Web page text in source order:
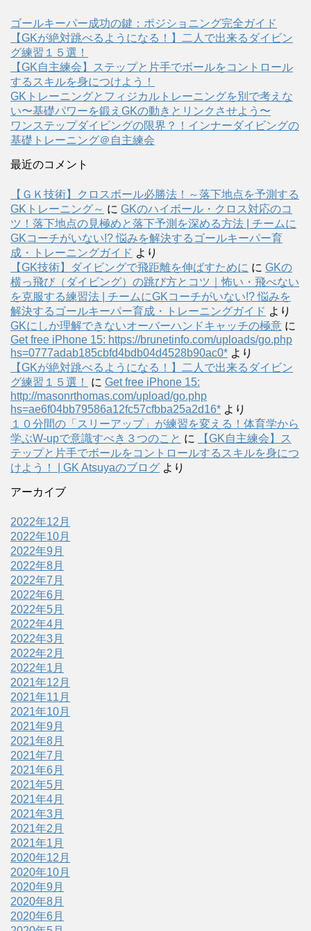
ゴールキーパー成功の鍵：ポジショニング完全ガイド
【GKが絶対跳べるようになる！】二人で出来るダイビン
グ練習１５選！
【GK自主練会】ステップと片手でボールをコントロール
するスキルを身につけよう！
GKトレーニングとフィジカルトレーニングを別で考えな
い〜基礎パワーを鍛えGKの動きとリンクさせよう〜
ワンステップダイビングの限界？！インナーダイビングの
基礎トレーニング＠自主練会
最近のコメント
【ＧＫ技術】クロスボール必勝法！～落下地点を予測する
GKトレーニング～ に GKのハイボール・クロス対応のコ
ツ！落下地点の見極めと落下予測を深める方法 | チームに
GKコーチがいない!? 悩みを解決するゴールキーパー育
成・トレーニングガイド より
【GK技術】ダイビングで飛距離を伸ばすために に GKの
横っ飛び（ダイビング）の跳び方とコツ｜怖い・飛べない
を克服する練習法 | チームにGKコーチがいない!? 悩みを
解決するゴールキーパー育成・トレーニングガイド より
GKにしか理解できないオーバーハンドキャッチの極意 に
Get free iPhone 15: https://brunetinfo.com/uploads/go.php
hs=0777adab185cbfd4bdb04d4528b90ac0* より
【GKが絶対跳べるようになる！】二人で出来るダイビン
グ練習１５選！
に Get free iPhone 15:
http://masonrthomas.com/upload/go.php
hs=ae6f04bb79586a12fc57cfbba25a2d16* より
１０分間の「スリーアップ」が練習を変える！体育学から
学ぶW-upで意識すべき３つのこと に
【GK自主練会】ス
テップと片手でボールをコントロールするスキルを身につ
けよう！ | GK Atsuyaのブログ より
アーカイブ
2022年12月
2022年10月
2022年9月
2022年8月
2022年7月
2022年6月
2022年5月
2022年4月
2022年3月
2022年2月
2022年1月
2021年12月
2021年11月
2021年10月
2021年9月
2021年8月
2021年7月
2021年6月
2021年5月
2021年4月
2021年3月
2021年2月
2021年1月
2020年12月
2020年10月
2020年9月
2020年8月
2020年6月